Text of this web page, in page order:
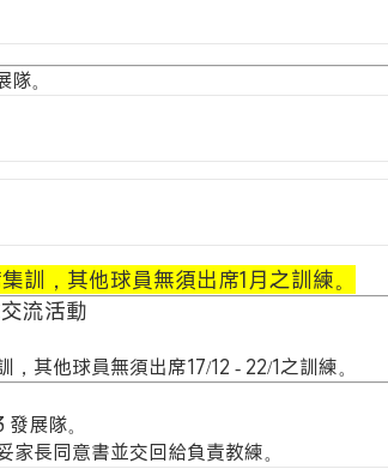
。
訓，其他球員無須出席1月之訓練。
流活動
，其他球員無須出席17/12 - 22/1之訓練。
展隊。
長同意書並交回給負責教練。